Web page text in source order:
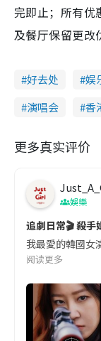
完即止；所有优
及餐厅保留更
好去处 娱
演唱会
香
更多真实评价
娛樂
追劇日常🎬 殺
我最愛的韓國女
阅读更多